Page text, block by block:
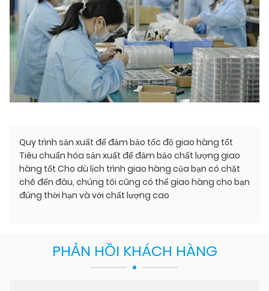
Quy trình sản xuất để đảm bảo tốc độ giao hàng tốt
Tiêu chuẩn hóa sản xuất để đảm bảo chất lượng giao
hàng tốt Cho dù lịch trình giao hàng của bạn có chặt
chẽ đến đâu, chúng tôi cũng có thể giao hàng cho bạn
đúng thời hạn và với chất lượng cao
PHẢN HỒI KHÁCH HÀNG